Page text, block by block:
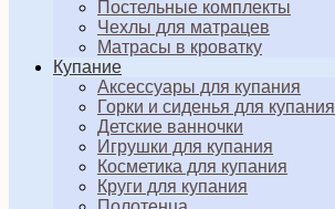
Постельные комплекты
Чехлы для матрацев
Матрасы в кроватку
Купание
Аксессуары для купания
Горки и сиденья для купания
Детские ванночки
Игрушки для купания
Косметика для купания
Круги для купания